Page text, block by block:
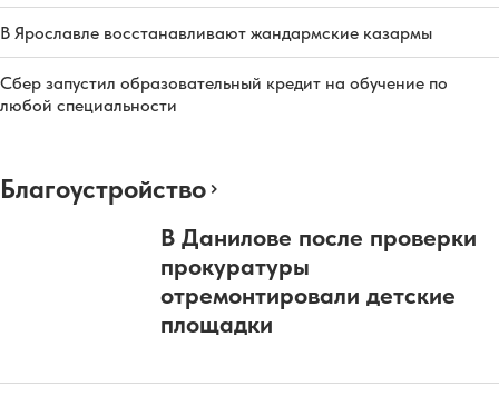
В Ярославле восстанавливают жандармские казармы
Сбер запустил образовательный кредит на обучение по
любой специальности
Благоустройство
В Данилове после проверки
прокуратуры
отремонтировали детские
площадки